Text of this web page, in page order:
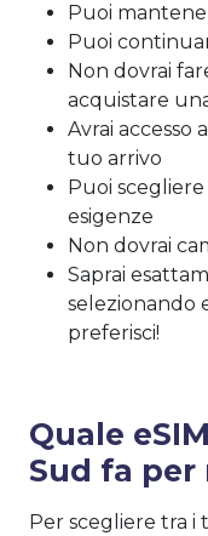
Puoi
Puoi
Non dovrai
acquistare
Avrai accesso
tuo arrivo
Puoi
esigenze
Non dovrai
Saprai
selezionando
preferisci!
Quale
Sud fa per
Per scegliere tra i